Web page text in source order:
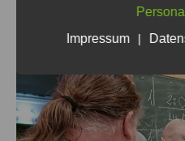
Impressum
|